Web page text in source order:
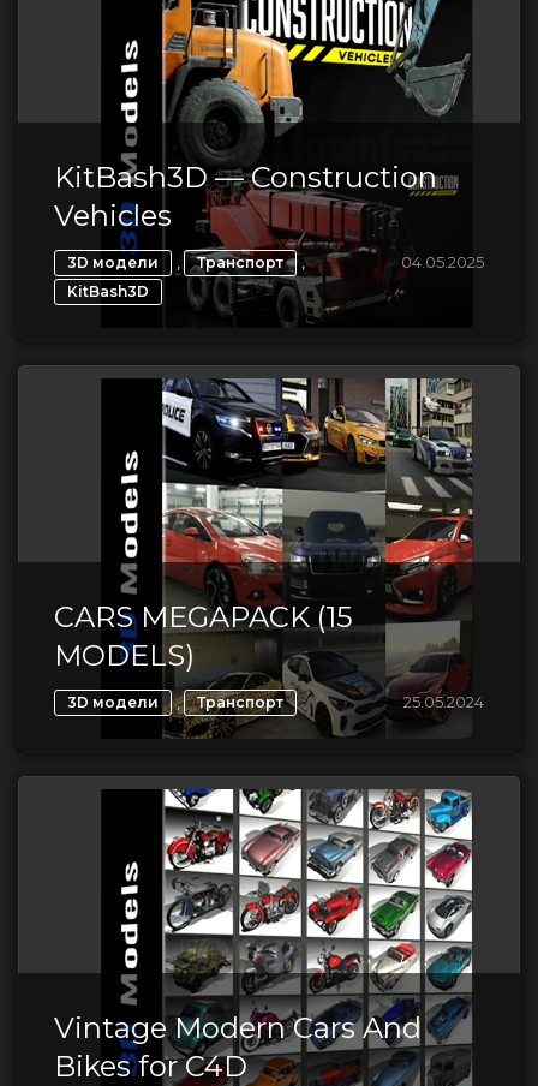
KitBash3D — Construction
Vehicles
3D модели , Транспорт ,
KitBash3D
04.05.2025
CARS MEGAPACK (15
MODELS)
3D модели , Транспорт 25.05.2024
Vintage Modern Cars And
Bikes for C4D